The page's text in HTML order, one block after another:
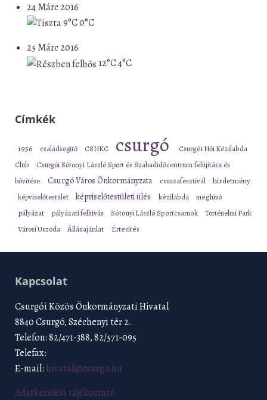
24 Márc 2016
9°C0°C
25 Márc 2016
12°C4°C
Címkék
1956 családsegítő CSNKC csurgó
Csurgói Női Kézilabda
Club
Csurgói Sótonyi László Sport és Szabadidőcentrum felújítása és
bővítése
Csurgó Város Önkormányzata csuszafesztivál hirdetmény
képviselőtestület képviselőtestületi ülés kézilabda meghívó
pályázat pályázati felhívás Sótonyi László Sportcsarnok
Történelmi Park
Városi Uszoda
Állásajánlat Értesítés
Kapcsolat
Csurgói Közös Önkormányzati Hivatal
8840 Csurgó, Széchenyi tér 2.
Telefon: 82/471-388, 82/571-095
Telefax:
E-mail: hivatal@csurgo.hu
Adatkezelési tájékoztató